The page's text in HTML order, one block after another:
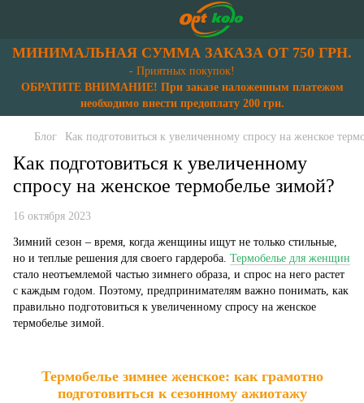
МИНИМАЛЬНАЯ СУММА ЗАКАЗА ОТ 750 ГРН.
- Приятных покупок!
ОБРАТИТЕ ВНИМАНИЕ! При заказе наложенным платежом
необходимо внести предоплату 200 грн.
Блог Как подготовиться к увеличенному спросу на женское
Как подготовиться к увеличенному
спросу на женское термобелье зимой?
16 октября 2023
Зимний сезон – время, когда женщины ищут не только стильные,
но и теплые решения для своего гардероба. Термобелье для женщин
стало неотъемлемой частью зимнего образа, и спрос на него растет
с каждым годом. Поэтому, предпринимателям важно понимать, как
правильно подготовиться к увеличенному спросу на женское
термобелье зимой.
Термобелье зимнее женское: как грамотно
подготовиться к сезонному ажиотажу